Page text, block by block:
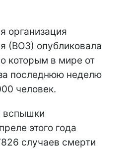
организация
(ВОЗ) опубликовала
которым в мире от
последнюю неделю
человек.
вспышки
этого года
случаев смерти